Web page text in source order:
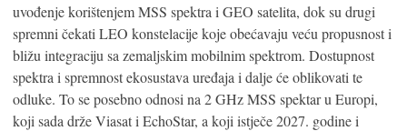
uvođenje korištenjem MSS spektra i GEO satelita, dok su drugi
spremni čekati LEO konstelacije koje obećavaju veću propusnost i
bližu integraciju sa zemaljskim mobilnim spektrom. Dostupnost
spektra i spremnost ekosustava uređaja i dalje će oblikovati te
odluke. To se posebno odnosi na 2 GHz MSS spektar u Europi,
koji sada drže Viasat i EchoStar, a koji istječe 2027. godine i